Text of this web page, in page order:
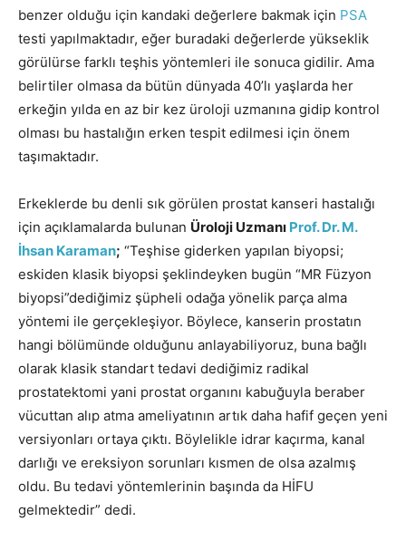
benzer olduğu için kandaki değerlere bakmak için PSA
testi yapılmaktadır, eğer buradaki değerlerde yükseklik
görülürse farklı teşhis yöntemleri ile sonuca gidilir. Ama
belirtiler olmasa da bütün dünyada 40’lı yaşlarda her
erkeğin yılda en az bir kez üroloji uzmanına gidip kontrol
olması bu hastalığın erken tespit edilmesi için önem
taşımaktadır.
Erkeklerde bu denli sık görülen prostat kanseri hastalığı
için açıklamalarda bulunan Üroloji Uzmanı Prof. Dr. M.
İhsan Karaman; “Teşhise giderken yapılan biyopsi;
eskiden klasik biyopsi şeklindeyken bugün “MR Füzyon
biyopsi”dediğimiz şüpheli odağa yönelik parça alma
yöntemi ile gerçekleşiyor. Böylece, kanserin prostatın
hangi bölümünde olduğunu anlayabiliyoruz, buna bağlı
olarak klasik standart tedavi dediğimiz radikal
prostatektomi yani prostat organını kabuğuyla beraber
vücuttan alıp atma ameliyatının artık daha hafif geçen yeni
versiyonları ortaya çıktı. Böylelikle idrar kaçırma, kanal
darlığı ve ereksiyon sorunları kısmen de olsa azalmış
oldu. Bu tedavi yöntemlerinin başında da HİFU
gelmektedir” dedi.